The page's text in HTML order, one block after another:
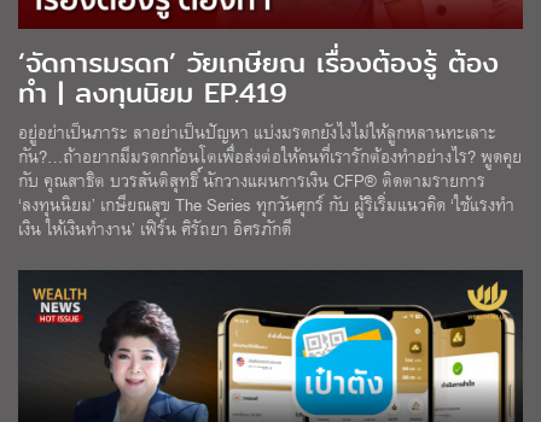
‘จัดการมรดก’ วัยเกษียณ เรื่องต้องรู้ ต้อง
ทำ | ลงทุนนิยม EP.419
อยู่อย่าเป็นภาระ ลาอย่าเป็นปัญหา แบ่งมรดกยังไงไม่ให้ลูกหลานทะเลาะ
กัน?…ถ้าอยากมีมรดกก้อนโตเพื่อส่งต่อให้คนที่เรารักต้องทำอย่างไร? พูดคุย
กับ คุณสาธิต บวรสันติสุทธิ์ นักวางแผนการเงิน CFP® ติดตามรายการ
‘ลงทุนนิยม’ เกษียณสุข The Series ทุกวันศุกร์ กับ ผู้ริเริ่มแนวคิด ‘ใช้แรงทำ
เงิน ให้เงินทำงาน’ เฟิร์น ศิรัถยา อิศรภักดี